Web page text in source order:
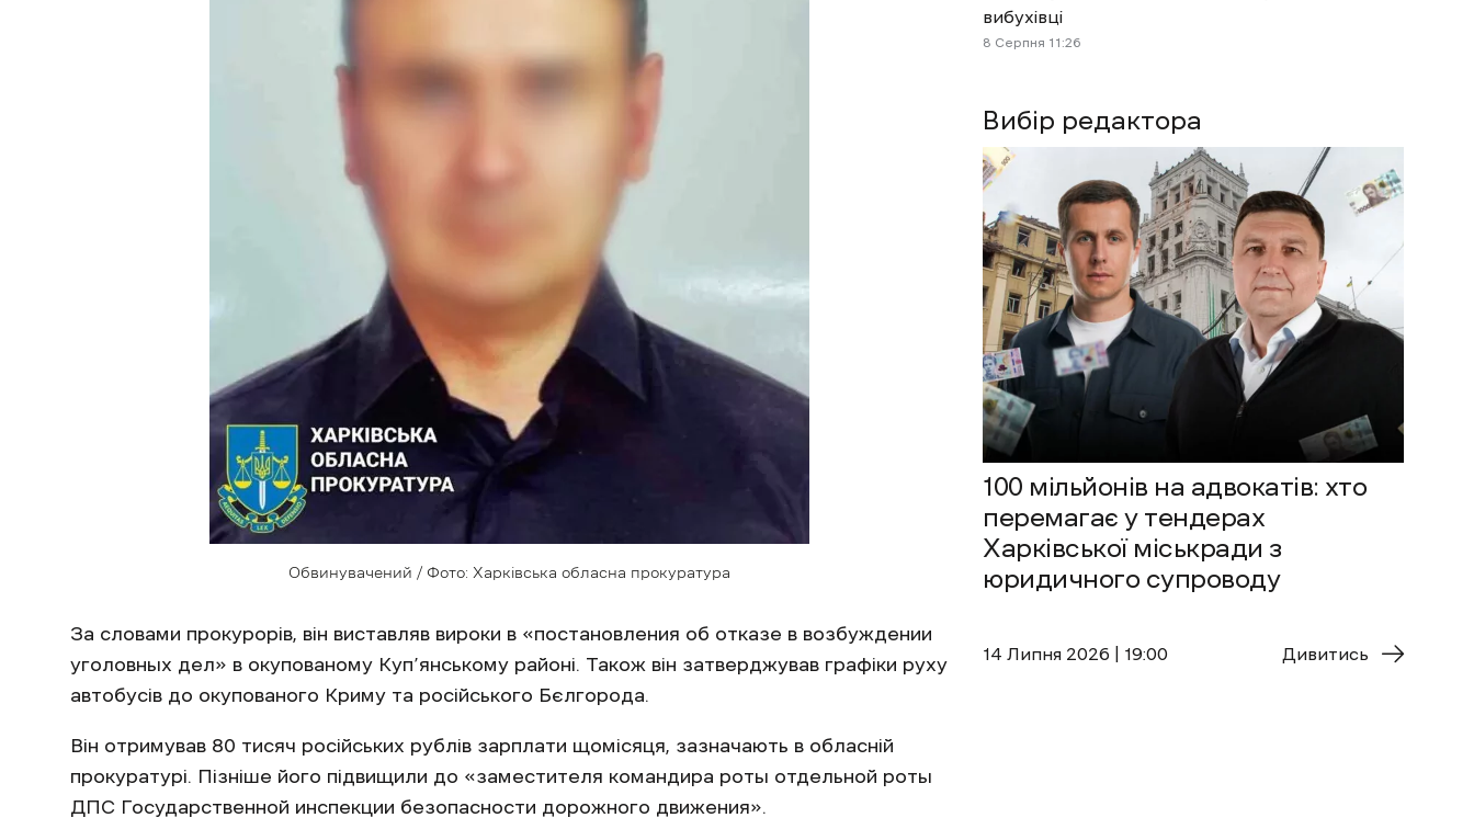
Обвинувачений / Фото: Харківська обласна прокуратура
За словами прокурорів, він виставляв вироки в «постановления об отказе в возбуждении
уголовных дел» в окупованому Куп’янському районі. Також він затверджував графіки руху
автобусів до окупованого Криму та російського Бєлгорода.
Він отримував 80 тисяч російських рублів зарплати щомісяця, зазначають в обласній
прокуратурі. Пізніше його підвищили до «заместителя командира роты отдельной роты
ДПС Государственной инспекции безопасности дорожного движения».
Вибір редактора
100 мільйонів на адвокатів: хто
перемагає у тендерах
Харківської міськради з
юридичного супроводу
14 Липня 2026 | 19:00 Дивитись
вибухівці
8 Cерпня 11:26